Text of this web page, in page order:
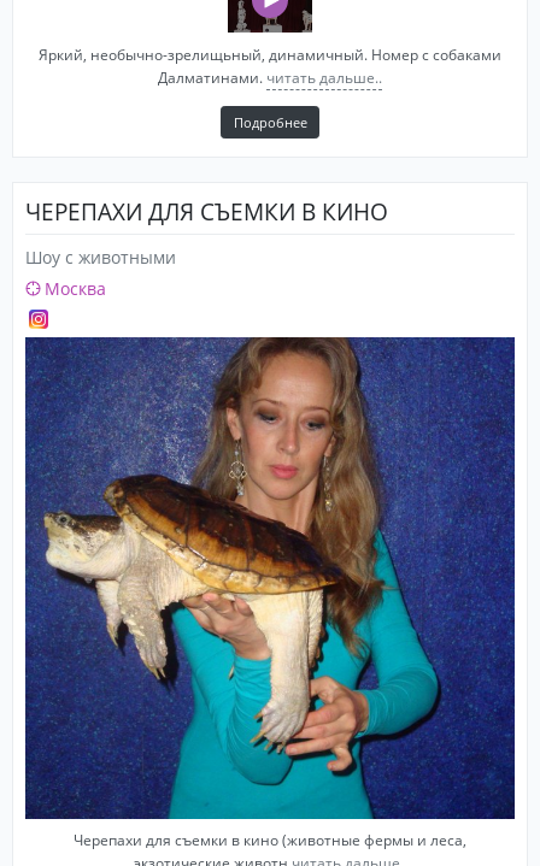
Яркий, необычно-зрелищьный, динамичный. Номер с собаками
Далматинами. читать дальше..
Подробнее
ЧЕРЕПАХИ ДЛЯ СЪЕМКИ В КИНО
Шоу с животными
Москва
Черепахи для съемки в кино (животные фермы и леса,